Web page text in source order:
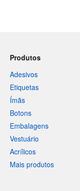
Produtos
Adesivos
Etiquetas
Ímãs
Botons
Embalagens
Vestuário
Acrílicos
Mais produtos